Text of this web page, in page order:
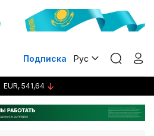
Подписка Рус
EUR, 541,64